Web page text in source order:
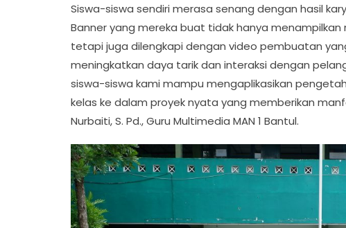
Siswa-siswa sendiri merasa senang dengan hasil
Banner yang mereka buat tidak hanya
tetapi juga dilengkapi dengan video pembuatan
meningkatkan daya tarik dan interaksi dengan
siswa-siswa kami mampu mengaplikasikan
kelas ke dalam proyek nyata yang memberikan
Nurbaiti, S. Pd., Guru Multimedia MAN 1 Bantul.